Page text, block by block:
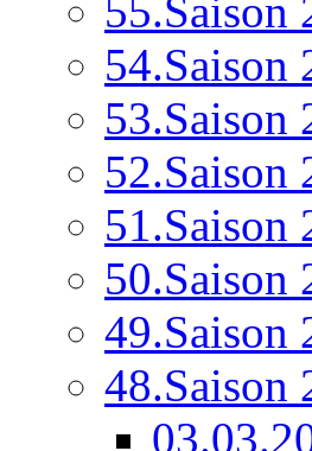
55.Saison
54.Saison
53.Saison
52.Saison
51.Saison
50.Saison
49.Saison
48.Saison